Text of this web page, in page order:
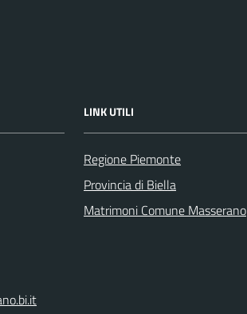
LINK UTILI
Regione Piemonte
Provincia di Biella
Matrimoni Comune Masserano